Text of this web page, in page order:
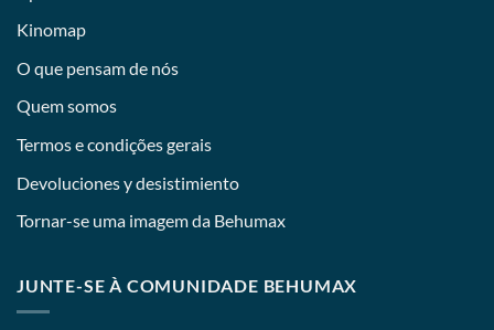
Kinomap
O que pensam de nós
Quem somos
Termos e condições gerais
Devoluciones y desistimiento
Tornar-se uma imagem da Behumax
JUNTE-SE À COMUNIDADE BEHUMAX